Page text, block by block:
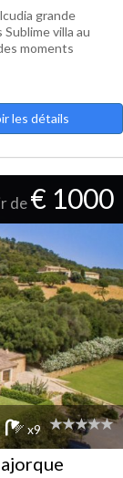
grande
villa au
moments
les détails
de€ 1000
x9